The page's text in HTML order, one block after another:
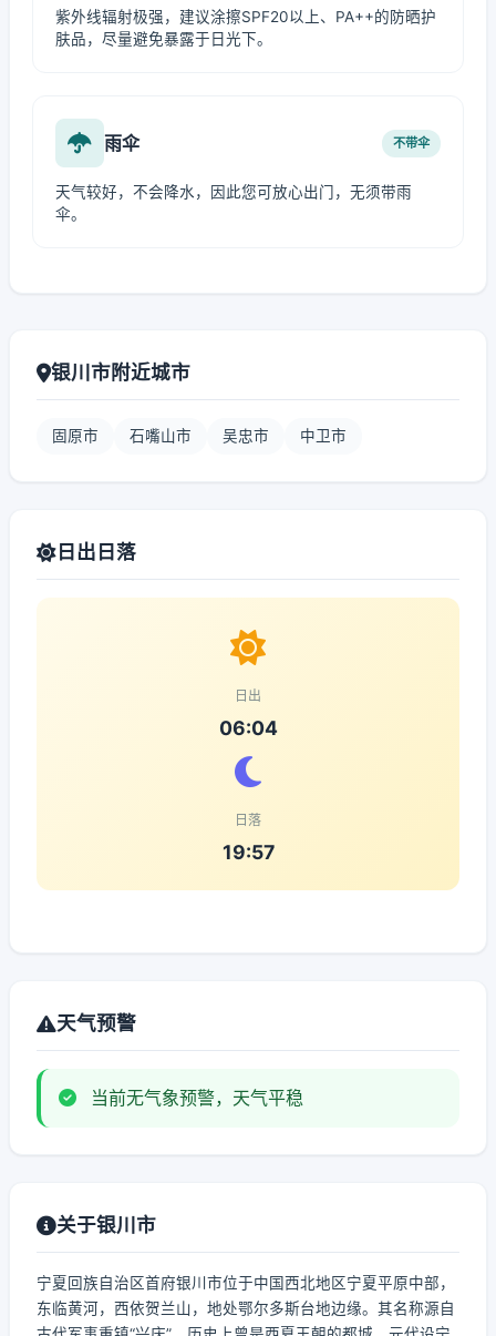
紫外线辐射极强，建议涂擦SPF20以上、PA++的防晒护
肤品，尽量避免暴露于日光下。
雨伞 不带伞
天气较好，不会降水，因此您可放心出门，无须带雨
伞。
银川市附近城市
固原市 石嘴山市 吴忠市 中卫市
日出日落
日出
06:04
日落
19:57
天气预警
当前无气象预警，天气平稳
关于银川市
宁夏回族自治区首府银川市位于中国西北地区宁夏平原中部，
东临黄河，西依贺兰山，地处鄂尔多斯台地边缘。其名称源自